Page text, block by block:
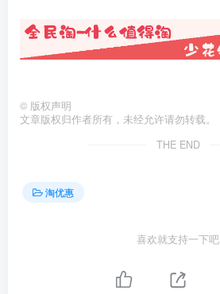
© 版权声明
文章版权归作者所有，未经允许请勿转载。
THE END
淘优惠
喜欢就支持一下吧